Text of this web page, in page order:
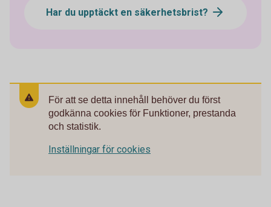
Har du upptäckt en säkerhetsbrist?
För att se detta innehåll behöver du först
godkänna cookies för Funktioner, prestanda
och statistik.
Inställningar för cookies